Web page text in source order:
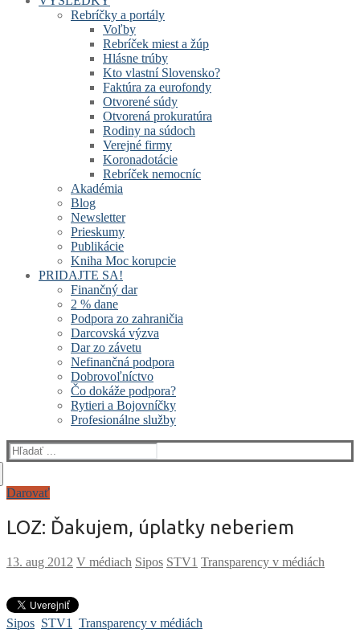
Rebríčky a portály
Voľby
Rebríček miest a žúp
Hlásne trúby
Kto vlastní Slovensko?
Faktúra za eurofondy
Otvorené súdy
Otvorená prokuratúra
Rodiny na súdoch
Verejné firmy
Koronadotácie
Rebríček nemocníc
Akadémia
Blog
Newsletter
Prieskumy
Publikácie
Kniha Moc korupcie
PRIDAJTE SA!
Finančný dar
2 % dane
Podpora zo zahraničia
Darcovská výzva
Dar zo závetu
Nefinančná podpora
Dobrovoľníctvo
Čo dokáže podpora?
Rytieri a Bojovníčky
Profesionálne služby
Darovať
LOZ: Ďakujem, úplatky neberiem
V médiach Sipos STV1 Transparency v médiách
Sipos STV1 Transparency v médiách